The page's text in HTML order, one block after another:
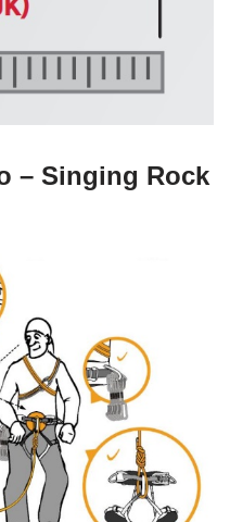
– Singing Rock